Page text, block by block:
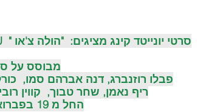
סרטי יונייטד קינג מציגים:  "הולה צ'או "  HOLA CHAU סרט של יוחנן (חורחה) ולר
מבוסס על
פבלו רוזנברג, דנה אברהם סמו,
ריף נאמן, שחר טבוך,  קווין
החל מ 19 בפברואר בבתי הקולנוע